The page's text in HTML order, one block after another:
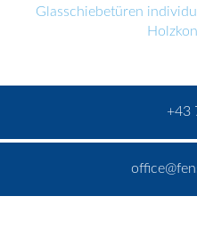
Glasschiebetüren
+43